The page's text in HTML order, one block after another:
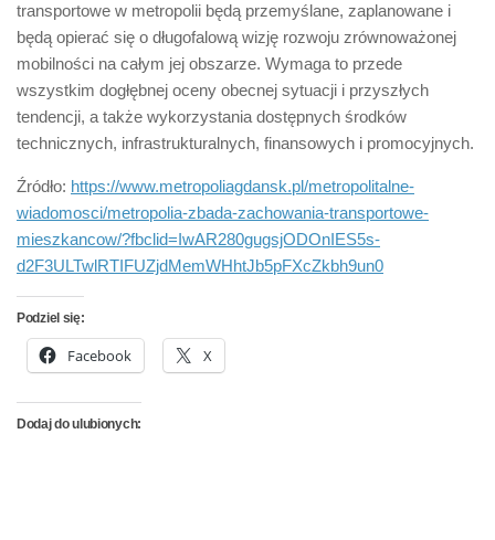
transportowe w metropolii będą przemyślane, zaplanowane i
będą opierać się o długofalową wizję rozwoju zrównoważonej
mobilności na całym jej obszarze. Wymaga to przede
wszystkim dogłębnej oceny obecnej sytuacji i przyszłych
tendencji, a także wykorzystania dostępnych środków
technicznych, infrastrukturalnych, finansowych i promocyjnych.
Źródło: https://www.metropoliagdansk.pl/metropolitalne-
wiadomosci/metropolia-zbada-zachowania-transportowe-
mieszkancow/?fbclid=IwAR280gugsjODOnIES5s-
d2F3ULTwlRTIFUZjdMemWHhtJb5pFXcZkbh9un0
Podziel się:
Facebook X
Dodaj do ulubionych: